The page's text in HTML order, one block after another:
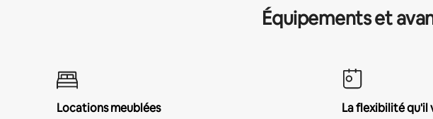
Équipements et
Locations meublées
La flexibilité qu'il